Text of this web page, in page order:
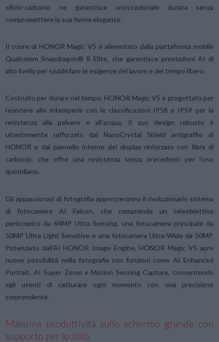
silicio-carbonio ne garantisce un’eccezionale durata senza
compromettere la sua forma elegante.
Il cuore di HONOR Magic V5 è alimentato dalla piattaforma mobile
Qualcomm Snapdragon® 8 Elite, che garantisce prestazioni AI di
alto livello per soddisfare le esigenze del lavoro e del tempo libero.
Costruito per durare nel tempo, HONOR Magic V5 è progettato per
resistere alle intemperie con le classificazioni IP58 e IP59 per la
resistenza alla polvere e all’acqua. Il suo design robusto è
ulteriormente rafforzato dal NanoCrystal Shield antigraffio di
HONOR e dal pannello interno del display rinforzato con fibra di
carbonio, che offre una resistenza senza precedenti per l’uso
quotidiano.
Gli appassionati di fotografia apprezzeranno il rivoluzionario sistema
di fotocamere AI Falcon, che comprende un teleobiettivo
periscopico da 64MP Ultra Sensing, una fotocamera principale da
50MP Ultra Light Sensitive e una fotocamera Ultra-Wide da 50MP.
Potenziato dall’AI HONOR Image Engine, HONOR Magic V5 apre
nuove possibilità nella fotografia con funzioni come AI Enhanced
Portrait, AI Super Zoom e Motion Sensing Capture, consentendo
agli utenti di catturare ogni momento con una precisione
sorprendente.
Massima produttività sullo schermo grande con
supporto per lo stilo